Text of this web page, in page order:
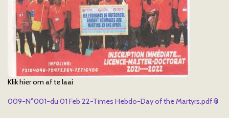
Klik hier om af te laai
009-N°001-du 01 Feb 22-Times Hebdo-Day of the Martyrs.pdf